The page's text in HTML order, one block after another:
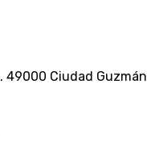
49000 Ciudad Guzmán